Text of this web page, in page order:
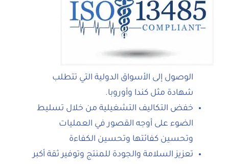
الوصول إلى الأسواق الدولية التي تتطلب
شهادة مثل كندا وأوروبا.
خفض التكاليف التشغيلية من خلال تسليط
الضوء على أوجه القصور في العمليات
وتحسين كفائتها وتحسين الكفاءة
تعزيز السلامة والجودة للمنتج وتوفير ثقة أكبر